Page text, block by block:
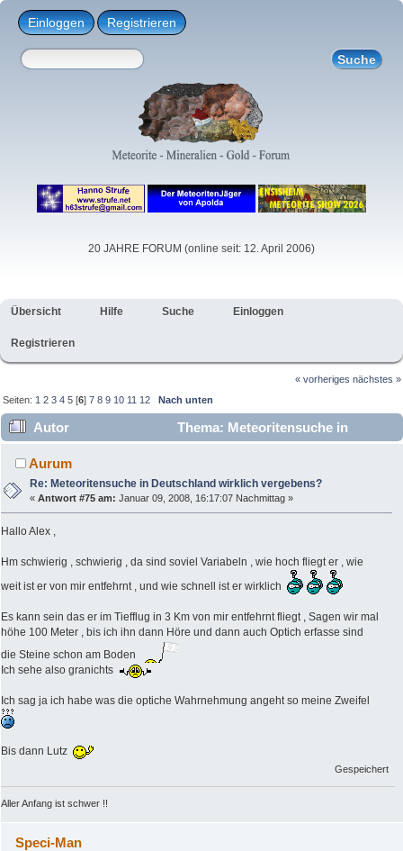
Einloggen Registrieren
20 JAHRE FORUM (online seit: 12. April 2006)
Übersicht Hilfe Suche Einloggen
Registrieren
« vorheriges nächstes »
Seiten: 1 2 3 4 5 [6]7 8 9 10 11 12 Nach unten
Autor
Thema: Meteoritensuche in
Deutschland wirklich vergebens? (Gelesen 90169 mal)
Aurum
Re: Meteoritensuche in Deutschland wirklich vergebens?
«Antwort #75 am: Januar 09, 2008, 16:17:07 Nachmittag »
Hallo Alex ,
Hm schwierig , schwierig , da sind soviel Variabeln , wie hoch fliegt er , wie
weit ist er von mir entfehrnt , und wie schnell ist er wirklich
Es kann sein das er im Tiefflug in 3 Km von mir entfehrnt fliegt , Sagen wir mal
höhe 100 Meter , bis ich ihn dann Höre und dann auch Optich erfasse sind
die Steine schon am Boden
Ich sehe also granichts
Ich sag ja ich habe was die optiche Wahrnehmung angeht so meine Zweifel
Bis dann Lutz
Gespeichert
Aller Anfang ist schwer !!
Speci-Man